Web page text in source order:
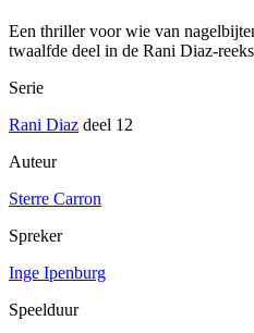
Een thriller voor wie van
twaalfde deel in de Rani Diaz-
Serie
Rani Diaz deel 12
Auteur
Sterre Carron
Spreker
Inge Ipenburg
Speelduur